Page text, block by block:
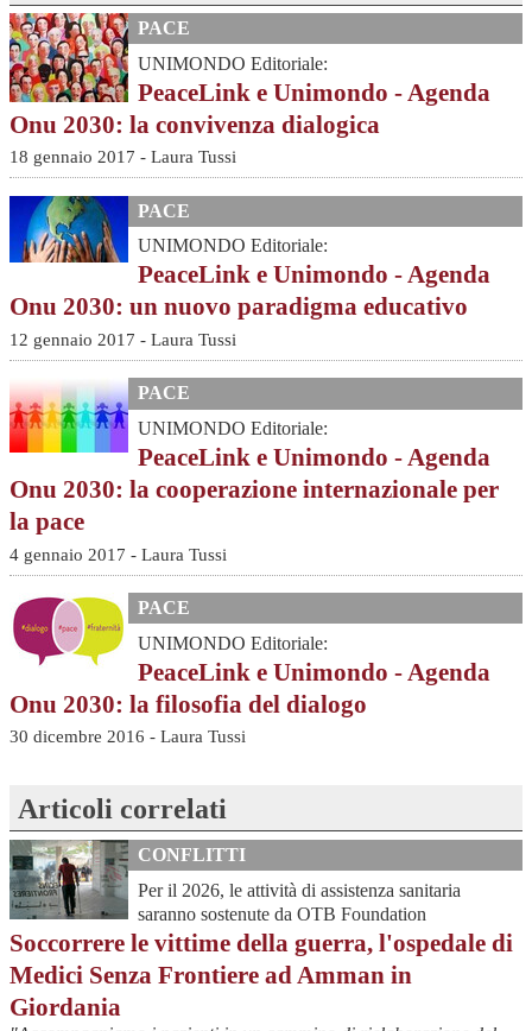
PACE
UNIMONDO Editoriale:
PeaceLink e Unimondo - Agenda
Onu 2030: la convivenza dialogica
18 gennaio 2017 - Laura Tussi
PACE
UNIMONDO Editoriale:
PeaceLink e Unimondo - Agenda
Onu 2030: un nuovo paradigma educativo
12 gennaio 2017 - Laura Tussi
PACE
UNIMONDO Editoriale:
PeaceLink e Unimondo - Agenda
Onu 2030: la cooperazione internazionale per
la pace
4 gennaio 2017 - Laura Tussi
PACE
UNIMONDO Editoriale:
PeaceLink e Unimondo - Agenda
Onu 2030: la filosofia del dialogo
30 dicembre 2016 - Laura Tussi
Articoli correlati
CONFLITTI
Per il 2026, le attività di assistenza sanitaria
saranno sostenute da OTB Foundation
Soccorrere le vittime della guerra, l'ospedale di
Medici Senza Frontiere ad Amman in
Giordania